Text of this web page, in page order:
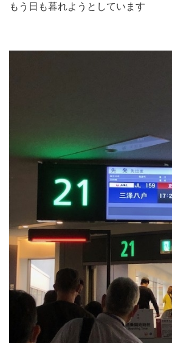
もう日も暮れようとしています